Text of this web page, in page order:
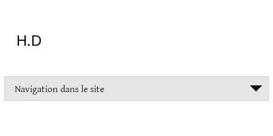
H.D
Navigation dans le site